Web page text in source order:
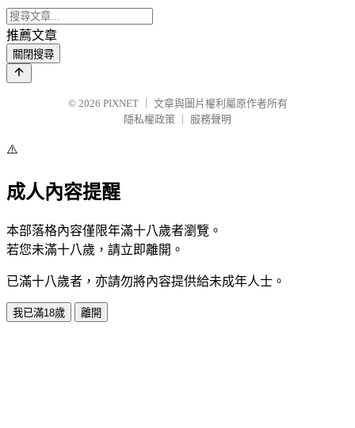
推薦文章
關閉搜尋
© 2026 PIXNET
文章與圖片權利屬原作者所有
隱私權政策
服務聲明
⚠️
成人內容提醒
本部落格內容僅限年滿十八歲者瀏覽。
若您未滿十八歲，請立即離開。
已滿十八歲者，亦請勿將內容提供給未成年人士。
我已滿18歲 離開